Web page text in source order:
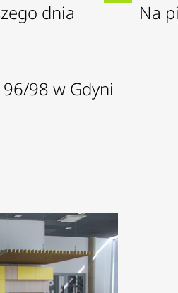
dnia
Na
98 w Gdyni